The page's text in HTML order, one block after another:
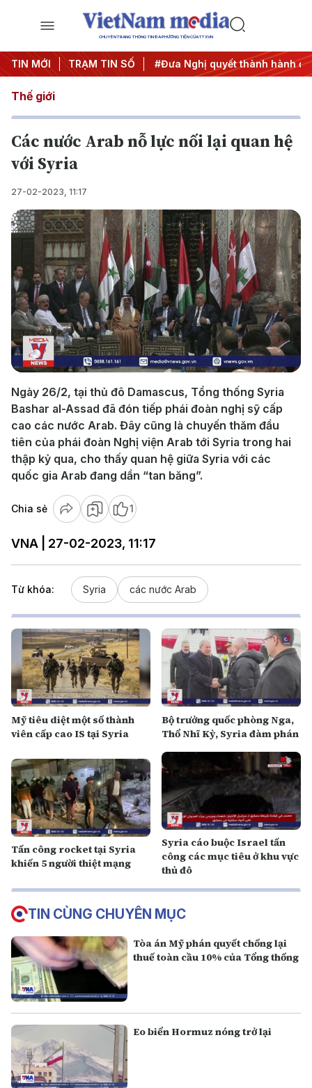
CHUYÊN TRANG THÔNG TIN ĐA PHƯƠNG TIỆN CỦA TTXVN
TIN MỚI TRẠM TIN SỐ
ương 3 #APEC 2027 #Đưa Nghị quyết thành hành
Thế giới
Các nước Arab nỗ lực nối lại quan hệ
với Syria
27-02-2023, 11:17
Play
Video
Ngày 26/2, tại thủ đô Damascus, Tổng thống Syria
Bashar al-Assad đã đón tiếp phái đoàn nghị sỹ cấp
cao các nước Arab. Đây cũng là chuyến thăm đầu
tiên của phái đoàn Nghị viện Arab tới Syria trong hai
thập kỷ qua, cho thấy quan hệ giữa Syria với các
quốc gia Arab đang dần “tan băng”.
Chia sẻ 1
VNA | 27-02-2023, 11:17
Từ khóa: Syria các nước Arab
Mỹ tiêu diệt một số thành
viên cấp cao IS tại Syria
Bộ trưởng quốc phòng Nga,
Thổ Nhĩ Kỳ, Syria đàm phán
Tấn công rocket tại Syria
khiến 5 người thiệt mạng
Syria cáo buộc Israel tấn
công các mục tiêu ở khu vực
thủ đô
TIN CÙNG CHUYÊN MỤC
Tòa án Mỹ phán quyết chống lại
thuế toàn cầu 10% của Tổng thống
Eo biển Hormuz nóng trở lại